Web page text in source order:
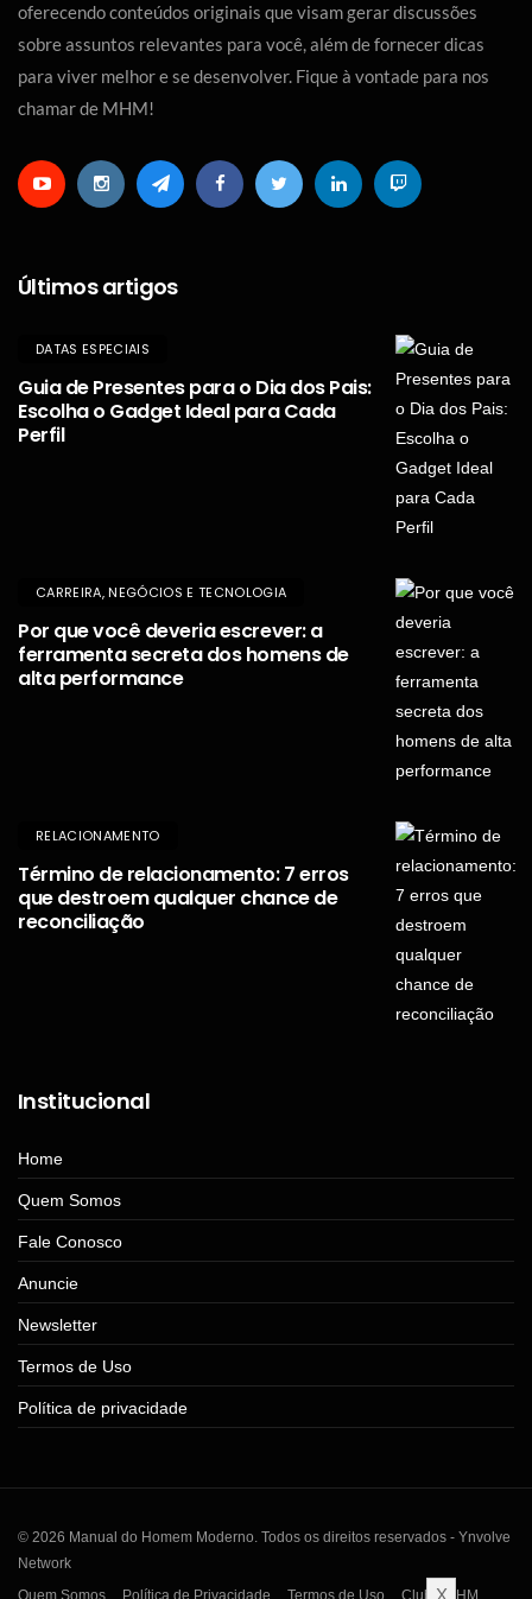
oferecendo conteúdos originais que visam gerar discussões
sobre assuntos relevantes para você, além de fornecer dicas
para viver melhor e se desenvolver. Fique à vontade para nos
chamar de MHM!
Últimos artigos
DATAS ESPECIAIS
Guia de Presentes para o Dia dos Pais:
Escolha o Gadget Ideal para Cada
Perfil
CARREIRA, NEGÓCIOS E TECNOLOGIA
Por que você deveria escrever: a
ferramenta secreta dos homens de
alta performance
RELACIONAMENTO
Término de relacionamento: 7 erros
que destroem qualquer chance de
reconciliação
Institucional
Home
Quem Somos
Fale Conosco
Anuncie
Newsletter
Termos de Uso
Política de privacidade
© 2026 Manual do Homem Moderno. Todos os direitos reservados - Ynvolve
Network
Quem Somos
Política de Privacidade Termos de Uso Clube MHM
X